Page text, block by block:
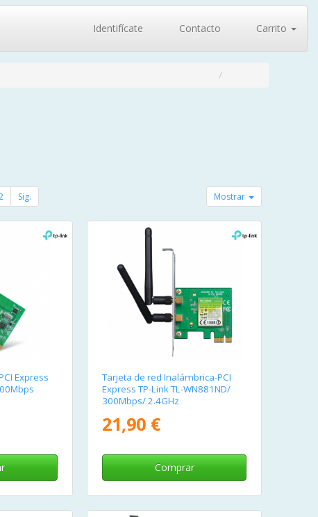
Identifícate Contacto Carrito
Sig. Mostrar
Express
Tarjeta de red Inalámbrica-PCI
Express TP-Link TL-WN881ND/
300Mbps/ 2.4GHz
21,90 €
Comprar